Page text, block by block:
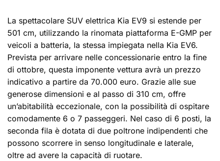
La spettacolare SUV elettrica Kia EV9 si estende per
501 cm, utilizzando la rinomata piattaforma E-GMP per
veicoli a batteria, la stessa impiegata nella Kia EV6.
Prevista per arrivare nelle concessionarie entro la fine
di ottobre, questa imponente vettura avrà un prezzo
indicativo a partire da 70.000 euro. Grazie alle sue
generose dimensioni e al passo di 310 cm, offre
un’abitabilità eccezionale, con la possibilità di ospitare
comodamente 6 o 7 passeggeri. Nel caso di 6 posti, la
seconda fila è dotata di due poltrone indipendenti che
possono scorrere in senso longitudinale e laterale,
oltre ad avere la capacità di ruotare.